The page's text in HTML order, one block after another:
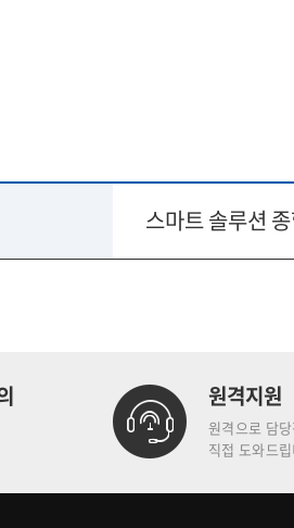
스마트 솔루션
원격지원
원격으로 담
직접 도와드